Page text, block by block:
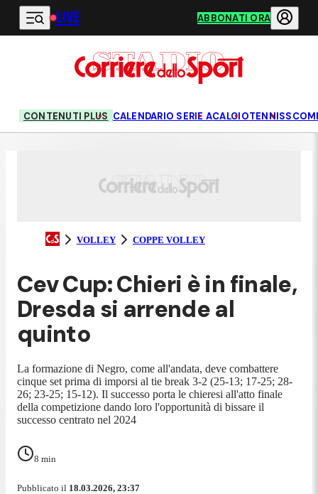
Vai al contenuto principale
LIVE ABBONATI ORA
CONTENUTI PLUS CALENDARIO SERIE ACALCIOTENNIS
VOLLEY COPPE VOLLEY
Cev Cup: Chieri è in finale,
Dresda si arrende al
quinto
La formazione di Negro, come all'andata, deve combattere
cinque set prima di imporsi al tie break 3-2 (25-13; 17-25; 28-
26; 23-25; 15-12). Il successo porta le chieresi all'atto finale
della competizione dando loro l'opportunità di bissare il
successo centrato nel 2024
8 min
Pubblicato il 18.03.2026, 23:37